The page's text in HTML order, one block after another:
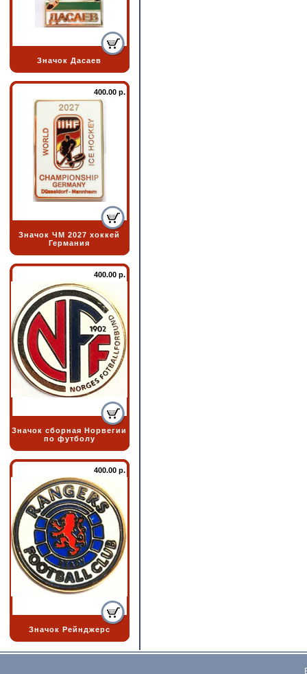
Значок Дасаев
400.00 р.
Значок ЧМ 2027 хоккей
Германия
400.00 р.
Значок сборная Норвегии
по футболу
400.00 р.
Значок Рейнджерс